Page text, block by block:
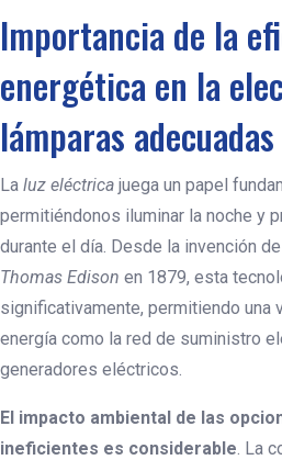
Importancia de la
energética en la
lámparas adecuadas
La luz eléctrica juega un papel
permitiéndonos iluminar la noche y
durante el día. Desde la invención
Thomas Edison en 1879, esta
significativamente, permitiendo una
energía como la red de suministro
generadores eléctricos.
El impacto ambiental de las
ineficientes es considerable. La